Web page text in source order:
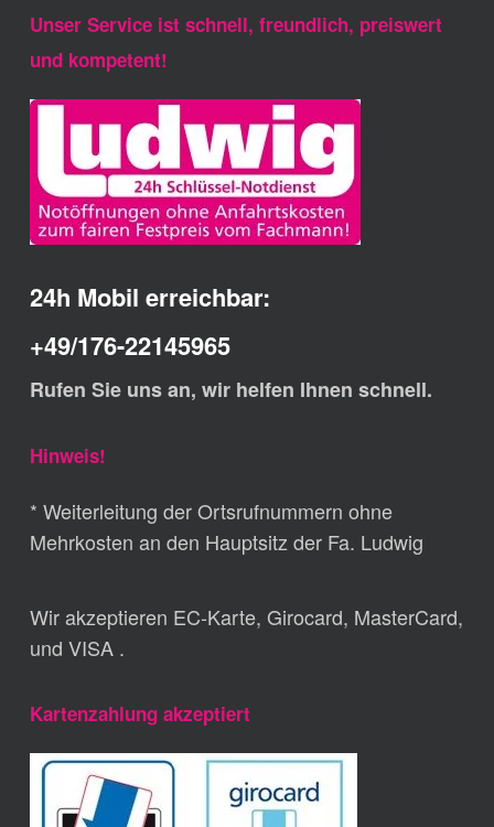
Unser Service ist schnell, freundlich, preiswert
und kompetent!
24h Mobil erreichbar:
+49/176-22145965
Rufen Sie uns an, wir helfen Ihnen schnell.
Hinweis!
* Weiterleitung der Ortsrufnummern ohne
Mehrkosten an den Hauptsitz der Fa. Ludwig
Wir akzeptieren EC-Karte, Girocard, MasterCard,
und VISA .
Kartenzahlung akzeptiert